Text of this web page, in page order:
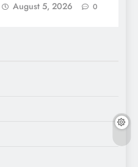
August 5, 2026 0